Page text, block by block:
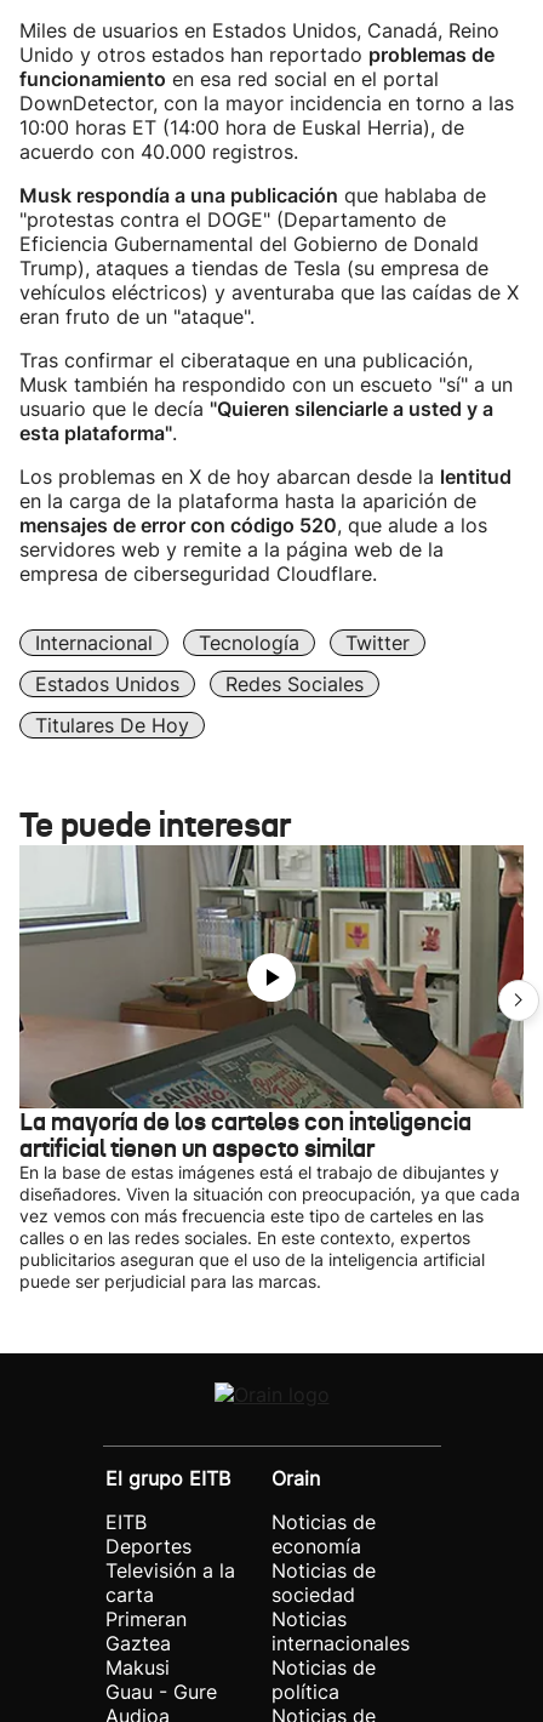
Miles de usuarios en Estados Unidos, Canadá, Reino
Unido y otros estados han reportado problemas de
funcionamiento en esa red social en el portal
DownDetector, con la mayor incidencia en torno a las
10:00 horas ET (14:00 hora de Euskal Herria), de
acuerdo con 40.000 registros.
Musk respondía a una publicación que hablaba de
"protestas contra el DOGE" (Departamento de
Eficiencia Gubernamental del Gobierno de Donald
Trump), ataques a tiendas de Tesla (su empresa de
vehículos eléctricos) y aventuraba que las caídas de X
eran fruto de un "ataque".
Tras confirmar el ciberataque en una publicación,
Musk también ha respondido con un escueto "sí" a un
usuario que le decía "Quieren silenciarle a usted y a
esta plataforma".
Los problemas en X de hoy abarcan desde la lentitud
en la carga de la plataforma hasta la aparición de
mensajes de error con código 520, que alude a los
servidores web y remite a la página web de la
empresa de ciberseguridad Cloudflare.
Internacional Tecnología
Twitter
Estados Unidos
Redes Sociales
Titulares De Hoy
Te puede interesar
La mayoría de los carteles con inteligencia
artificial tienen un aspecto similar
En la base de estas imágenes está el trabajo de dibujantes y
diseñadores. Viven la situación con preocupación, ya que cada
vez vemos con más frecuencia este tipo de carteles en las
calles o en las redes sociales. En este contexto, expertos
publicitarios aseguran que el uso de la inteligencia artificial
puede ser perjudicial para las marcas.
El grupo EITB
EITB
Deportes
Televisión a la
carta
Primeran
Gaztea
Makusi
Guau - Gure
Audioa
Orain
Noticias de
economía
Noticias de
sociedad
Noticias
internacionales
Noticias de
política
Noticias de